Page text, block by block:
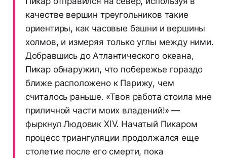
качестве вершин треугольников такие
ориентиры, как часовые башни и вершины
холмов, и измеряя только углы между ними.
Добравшись до Атлантического океана,
Пикар обнаружил, что побережье гораздо
ближе расположено к Парижу, чем
считалось раньше. «Твоя работа стоила мне
приличной части моих владений!» —
фыркнул Людовик XIV. Начатый Пикаром
процесс триангуляции продолжался еще
столетие после его смерти, пока